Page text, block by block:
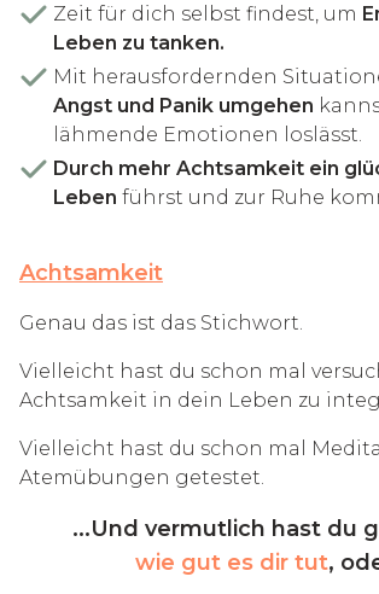
Zeit für dich selbst findest, um
Leben zu tanken.
Mit herausfordernden
Angst und Panik umgehen
lähmende Emotionen loslässt.
Durch mehr Achtsamkeit ein
Leben führst und zur Ruhe
Achtsamkeit
Genau das ist das Stichwort.
Vielleicht hast du schon mal
Achtsamkeit in dein Leben zu
Vielleicht hast du schon mal
Atemübungen getestet.
...Und vermutlich hast du
wie gut es dir tut,